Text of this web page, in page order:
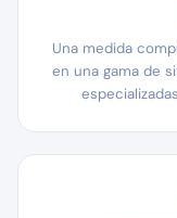
Una medida
en una gama de